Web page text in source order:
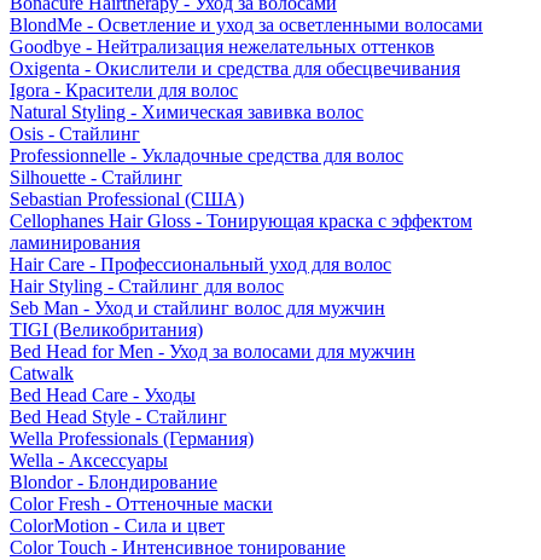
BlondMe - Осветление и уход за осветленными волосами
Goodbye - Нейтрализация нежелательных оттенков
Oxigenta - Окислители и средства для обесцвечивания
Igora - Красители для волос
Natural Styling - Химическая завивка волос
Osis - Стайлинг
Professionnelle - Укладочные средства для волос
Silhouette - Стайлинг
Sebastian Professional (США)
Cellophanes Hair Gloss - Тонирующая краска с эффектом
ламинирования
Hair Care - Профессиональный уход для волос
Hair Styling - Стайлинг для волос
Seb Man - Уход и стайлинг волос для мужчин
TIGI (Великобритания)
Bed Head for Men - Уход за волосами для мужчин
Catwalk
Bed Head Care - Уходы
Bed Head Style - Стайлинг
Wella Professionals (Германия)
Wella - Аксессуары
Blondor - Блондирование
Color Fresh - Оттеночные маски
ColorMotion - Сила и цвет
Color Touch - Интенсивное тонирование